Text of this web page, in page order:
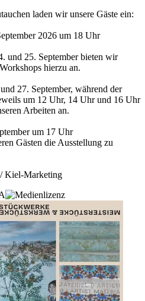
laden wir unsere Gäste ein:
2026 um 18 Uhr
und 25. September bieten wir
hierzu an.
27. September, während der
um 12 Uhr, 14 Uhr und 16 Uhr
Arbeiten an.
um 17 Uhr
Gästen die Ausstellung zu
Kiel-Marketing
kostenlos